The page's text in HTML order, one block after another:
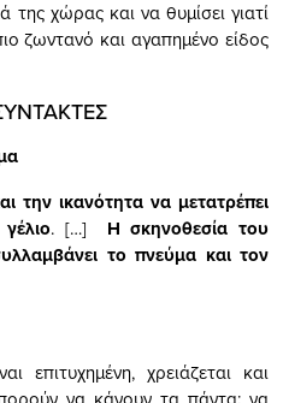
της χώρας και να θυμίσει γιατί
ζωντανό και αγαπημένο είδος
την ικανότητα να μετατρέπει
. […] Η σκηνοθεσία του
το πνεύμα και τον
επιτυχημένη, χρειάζεται και